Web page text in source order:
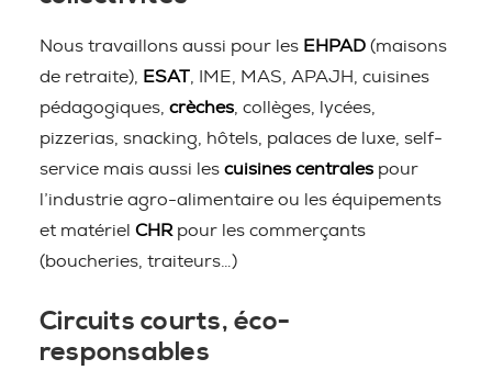
Nous travaillons aussi pour les EHPAD (maisons
de retraite),
ESAT , IME, MAS, APAJH, cuisines
pédagogiques, crèches , collèges, lycées,
pizzerias, snacking, hôtels, palaces de luxe, self-
service mais aussi les cuisines centrales pour
l’industrie agro-alimentaire ou les équipements
et matériel CHR pour les commerçants
(boucheries, traiteurs…)
Circuits courts, éco-
responsables